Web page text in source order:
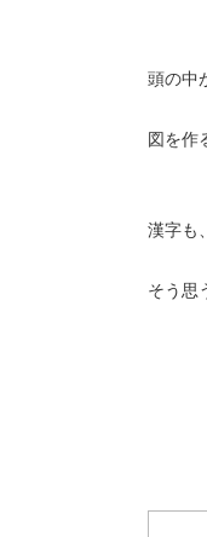
頭の中
図を作
漢字も
そう思